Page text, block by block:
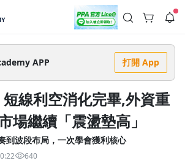
註冊領取 上千元優惠券！
公告
津貼．冷氣房升級｜期間快閃活動
閃｜單筆滿 NT$2,500 現折 NT$300、再贈最高
！🚀 酷暑來襲．偷偷在冷氣房升級 📈⭐️ 【冷氣房
】◾單筆滿 NT$2,500 現折 NT$300◾活動期間：
（只有一週）-📣 酷暑季好康 \ 再加碼 /→ 點數回饋
任一課程 or 訂閱✅ 消費即享回饋 1% 點數✅ 滿
2% 點數🎁 此為 PPA 官方帳號 Line@ 專屬活動，加
「渠道專屬活動」及「個人化推播」！
查看全部
APP 打開 App
線利空消化完畢,外資重
場繼續「震盪墊高」
到波段布局，一次學會獲利核心
640
--:--
1.0x
表
返回播放器